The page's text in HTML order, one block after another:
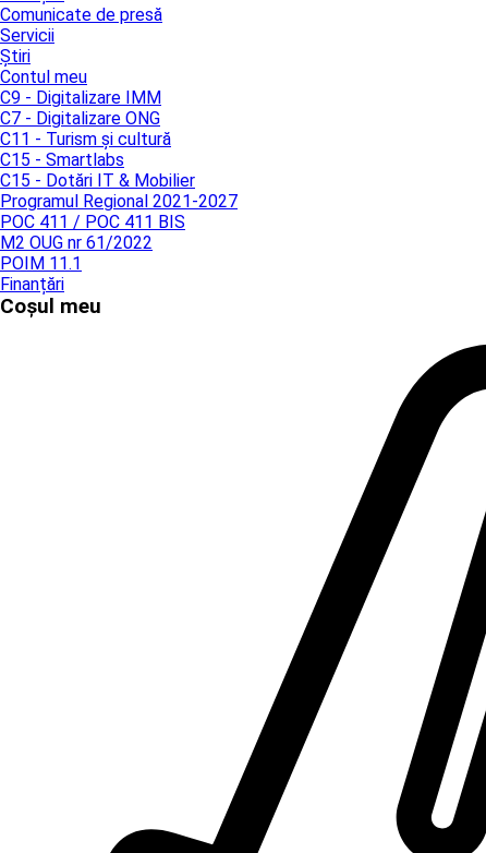
Comunicate de presă
Servicii
Știri
Contul meu
C9 - Digitalizare IMM
C7 - Digitalizare ONG
C11 - Turism și cultură
C15 - Smartlabs
C15 - Dotări IT & Mobilier
Programul Regional 2021-2027
POC 411 / POC 411 BIS
M2 OUG nr 61/2022
POIM 11.1
Finanțări
Coșul meu